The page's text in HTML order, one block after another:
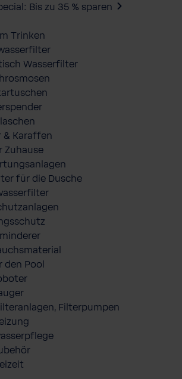
Bis zu 35 % sparen
Trinken
Wasserfilter
& Karaffen
Zuhause
für die Dusche
den Pool
Filterpumpen